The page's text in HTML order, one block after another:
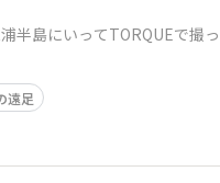
半島にいってTORQUEで撮っ
遠足